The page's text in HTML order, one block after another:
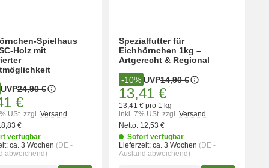
Spielhaus
Holz mit
UVP24,90 €
€
USt. zzgl. Versand
€
verfügbar
ca. 3 Wochen (DE -
abweichend)
Spezialfutter für
Eichhörnchen 1kg –
Artgerecht & Regional
-10% UVP14,90 €
13,41 €
13,41 € pro 1 kg
inkl. 7% USt. zzgl. Versand
Netto: 12,53 €
Sofort verfügbar
Lieferzeit: ca. 3 Wochen (DE -
Ausland abweichend)